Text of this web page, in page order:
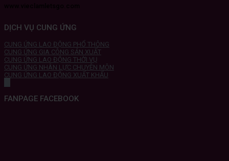
DỊCH VỤ CUNG ỨNG
CUNG ỨNG LAO ĐỘNG PHỔ THÔNG
CUNG ỨNG GIA CÔNG SẢN XUẤT
CUNG ỨNG LAO ĐỘNG THỜI VỤ
CUNG ỨNG NHÂN LỰC CHUYÊN MÔN
CUNG ỨNG LAO ĐỘNG XUẤT KHẨU
FANPAGE FACEBOOK